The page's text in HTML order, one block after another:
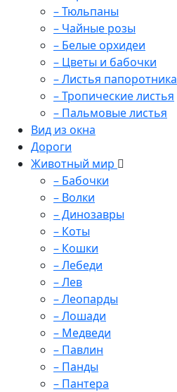
– Тюльпаны
– Чайные розы
– Белые орхидеи
– Цветы и бабочки
– Листья папоротника
– Тропические листья
– Пальмовые листья
Вид из окна
Дороги
Животный мир
– Бабочки
– Волки
– Динозавры
– Коты
– Кошки
– Лебеди
– Лев
– Леопарды
– Лошади
– Медведи
– Павлин
– Панды
– Пантера